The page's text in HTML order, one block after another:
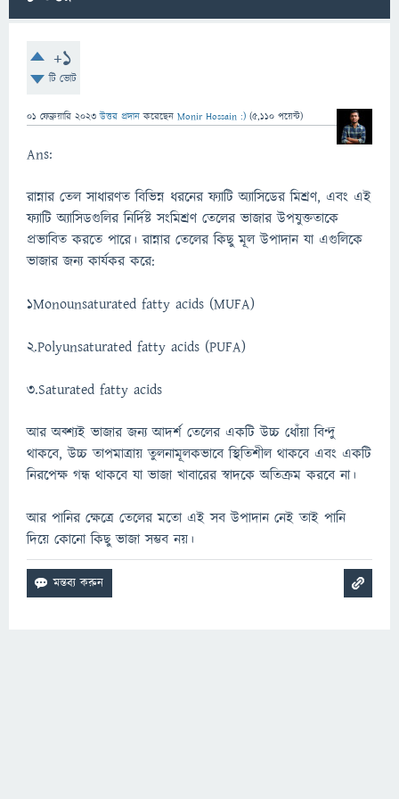
+1
টি ভোট
01 ফেব্রুয়ারি 2023 উত্তর প্রদান করেছেন Monir Hossain :) (5,110 পয়েন্ট)
Ans:
রান্নার তেল সাধারণত বিভিন্ন ধরনের ফ্যাটি অ্যাসিডের মিশ্রণ, এবং এই
ফ্যাটি অ্যাসিডগুলির নির্দিষ্ট সংমিশ্রণ তেলের ভাজার উপযুক্ততাকে
প্রভাবিত করতে পারে। রান্নার তেলের কিছু মূল উপাদান যা এগুলিকে
ভাজার জন্য কার্যকর করে:
1Monounsaturated fatty acids (MUFA)
2.Polyunsaturated fatty acids (PUFA)
3.Saturated fatty acids
আর অব্শ্যই ভাজার জন্য আদর্শ তেলের একটি উচ্চ ধোঁয়া বিন্দু
থাকবে, উচ্চ তাপমাত্রায় তুলনামূলকভাবে স্থিতিশীল থাকবে এবং একটি
নিরপেক্ষ গন্ধ থাকবে যা ভাজা খাবারের স্বাদকে অতিক্রম করবে না।
আর পানির ক্ষেত্রে তেলের মতো এই সব উপাদান নেই তাই পানি
দিয়ে কোনো কিছু ভাজা সম্ভব নয়।